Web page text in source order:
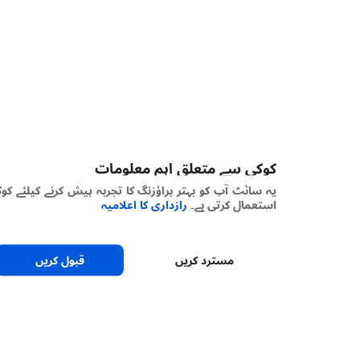
کوکی سے متعلق اہم معلومات
یہ سائٹ آپ کو بہتر براؤزنگ کا تجربہ پیش کرنے کیلئے کوکیز
استعمال کرتی ہے۔رازداری کا اعلامیہ
مسترد کریں قبول کریں